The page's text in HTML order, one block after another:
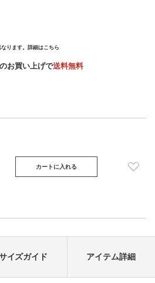
ります。 詳細はこちら
お買い上げで送料無料
カートに入れる
イズガイド アイテム詳細